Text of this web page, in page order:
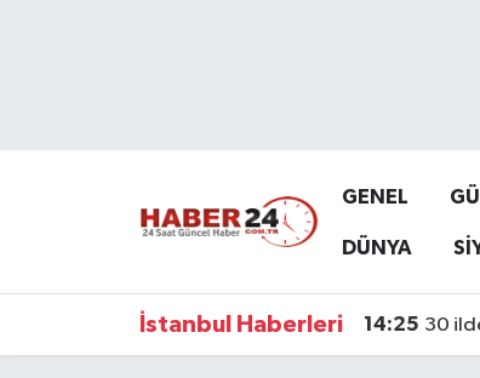
GENEL
DÜNYA
İstanbul Haberleri 14:25 30
Namaz Vakitleri
Süper Lig Puan Durumu ve Fikstür